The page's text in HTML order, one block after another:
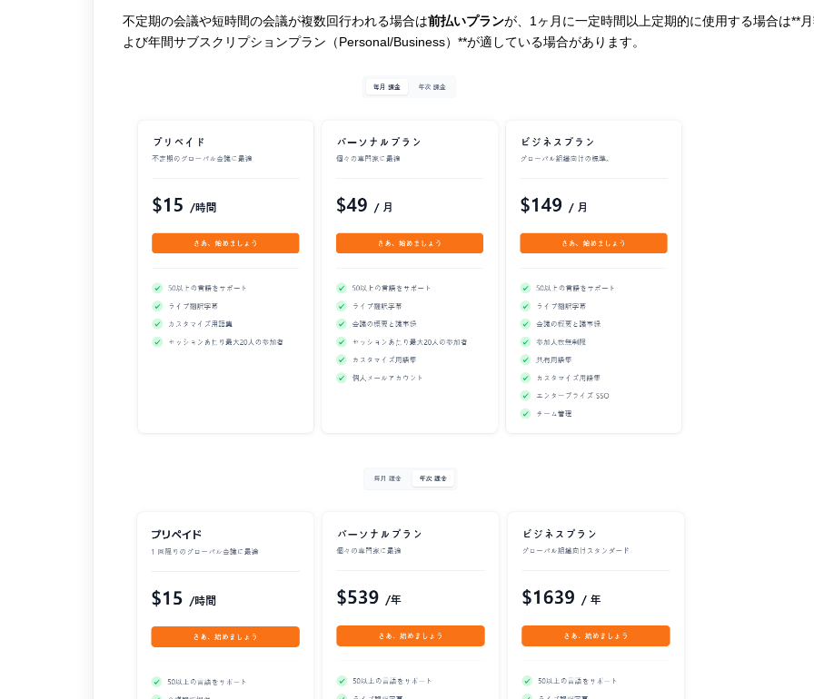
不定期の会議や短時間の会議が複数回行われる場合は前払いプランが、1ヶ月に一定時間以上定期的に使用する場合は**
よび年間サブスクリプションプラン（Personal/Business）**が適している場合があります。